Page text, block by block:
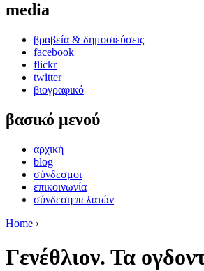
media
βραβεία & δημοσιεύσεις
facebook
flickr
twitter
βιογραφικό
βασικό μενού
αρχική
blog
σύνδεσμοι
επικοινωνία
σύνδεση πελατών
Home ›
Γενέθλιον. Τα